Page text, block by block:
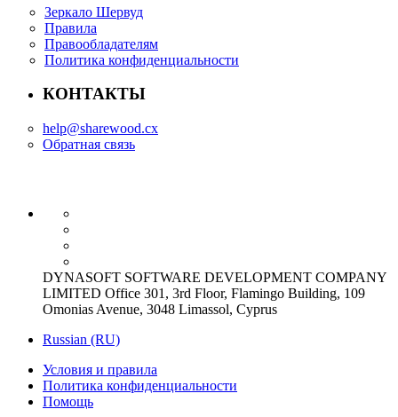
Зеркало Шервуд
Правила
Правообладателям
Политика конфиденциальности
КОНТАКТЫ
help@sharewood.cx
Обратная связь
DYNASOFT SOFTWARE DEVELOPMENT COMPANY
LIMITED Office 301, 3rd Floor, Flamingo Building, 109
Omonias Avenue, 3048 Limassol, Cyprus
Russian (RU)
Условия и правила
Политика конфиденциальности
Помощь